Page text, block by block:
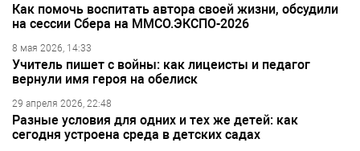
Как помочь воспитать автора своей жизни, обсудили
на сессии Сбера на ММСО.ЭКСПО-2026
8 мая 2026, 14:33
Учитель пишет с войны: как лицеисты и педагог
вернули имя героя на обелиск
29 апреля 2026, 22:48
Разные условия для одних и тех же детей: как
сегодня устроена среда в детских садах